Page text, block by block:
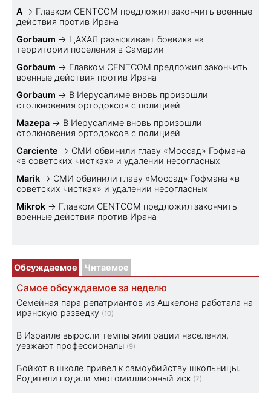
A → Главком CENTCOM предложил закончить военные
действия против Ирана
Gorbaum → ЦАХАЛ разыскивает боевика на
территории поселения в Самарии
Gorbaum → Главком CENTCOM предложил закончить
военные действия против Ирана
Gorbaum → В Иерусалиме вновь произошли
столкновения ортодоксов с полицией
Mazepa → В Иерусалиме вновь произошли
столкновения ортодоксов с полицией
Carciente → СМИ обвинили главу «Моссад» Гофмана
«в советских чистках» и удалении несогласных
Marik → СМИ обвинили главу «Моссад» Гофмана «в
советских чистках» и удалении несогласных
Mikrok → Главком CENTCOM предложил закончить
военные действия против Ирана
Обсуждаемое Читаемое
Самое обсуждаемое за неделю
Семейная пара репатриантов из Ашкелона работала на
иранскую разведку (10)
В Израиле выросли темпы эмиграции населения,
уезжают профессионалы (9)
Бойкот в школе привел к самоубийству школьницы.
Родители подали многомиллионный иск (7)